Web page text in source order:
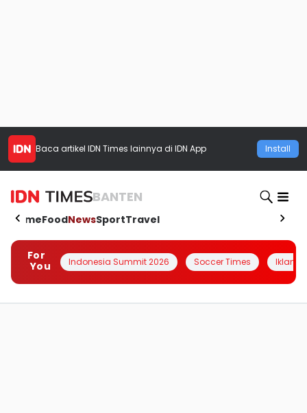
Baca artikel IDN Times lainnya di IDN App Install
BANTEN
HomeFoodNewsSportTravel
For
You
Indonesia Summit 2026 Soccer Times Iklanin